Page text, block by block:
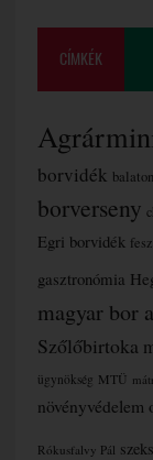
CÍMKÉK
borvidék balaton
borverseny
Egri borvidék
gasztronómia
magyar bor
Szőlőbirtoka
ügynökség MTÜ
növényvédelem
Rókusfalvy Pál